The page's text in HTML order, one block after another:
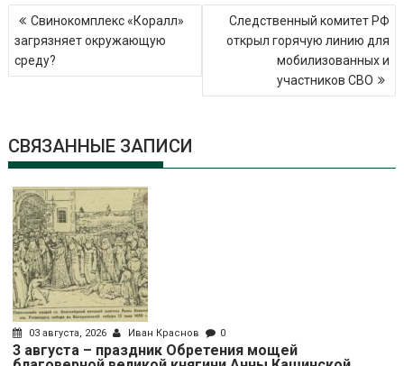
Навигация
по
записям
Свинокомплекс «Коралл»
загрязняет окружающую
среду?
Следственный комитет РФ
открыл горячую линию для
мобилизованных и
участников СВО
СВЯЗАННЫЕ ЗАПИСИ
03 августа, 2026 Иван Краснов 0
3 августа – праздник Обретения мощей